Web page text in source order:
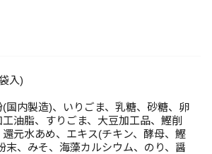
入)
(国内製造)、いりごま、乳糖、砂糖、卵
油脂、すりごま、大豆加工品、鰹削
還元水あめ、エキス(チキン、酵母、鰹
末、みそ、海藻カルシウム、のり、醤